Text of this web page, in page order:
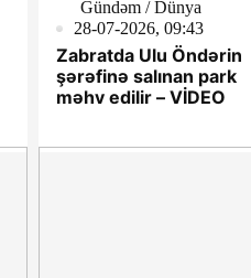
Gündəm / Dünya
28-07-2026, 09:43
Zabratda Ulu Öndərin
şərəfinə salınan park
məhv edilir – VİDEO